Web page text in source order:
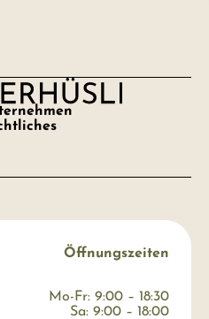
Öffnungszeiten
Mo-Fr: 9:00 – 18:30
Sa: 9:00 – 18:00